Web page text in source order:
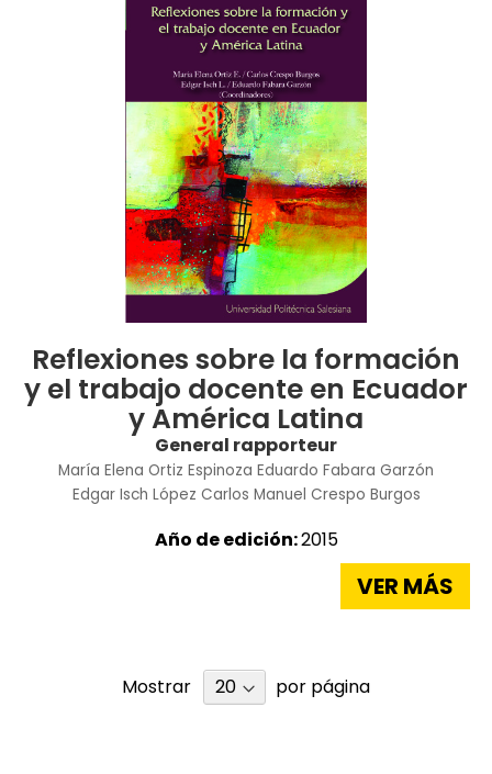
Reflexiones sobre la formación
y el trabajo docente en Ecuador
y América Latina
General rapporteur
María Elena Ortiz Espinoza Eduardo Fabara Garzón
Edgar Isch López Carlos Manuel Crespo Burgos
Año de edición:2015
VER MÁS
Mostrar por página